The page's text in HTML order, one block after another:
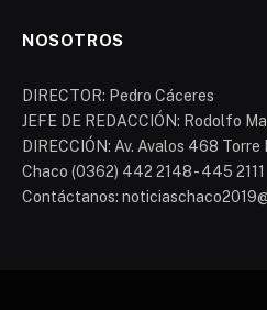
NOSOTROS
DIRECTOR: Pedro Cáceres
JEFE DE REDACCIÓN: Rodolfo
DIRECCIÓN: Av. Avalos 468
Chaco (0362) 442 2148 - 445 2111
Contáctanos: